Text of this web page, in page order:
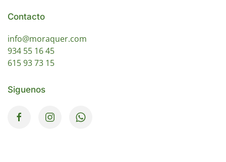
Contacto
info@moraquer.com
934 55 16 45
615 93 73 15
Siguenos